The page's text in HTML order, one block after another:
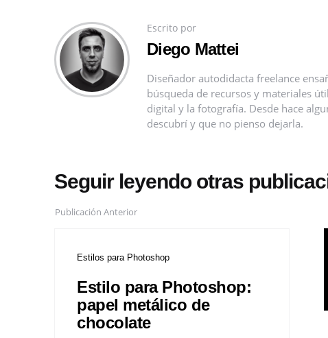
Escrito por
Diego Mattei
Diseñador autodidacta freelance
búsqueda de recursos y materiales
digital y la fotografía. Desde hace
descubrí y que no pienso dejarla.
Seguir leyendo otras
Publicación Anterior
Estilos para Photoshop
Estilo para Photoshop:
papel metálico de
chocolate